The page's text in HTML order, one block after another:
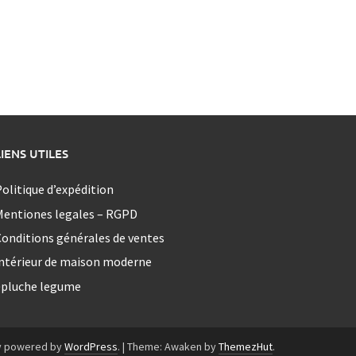
UTILES
d’expédition
legales – RGPD
générales de ventes
de maison moderne
legume
powered byWordPress. | Theme: Awaken byThemezHut.